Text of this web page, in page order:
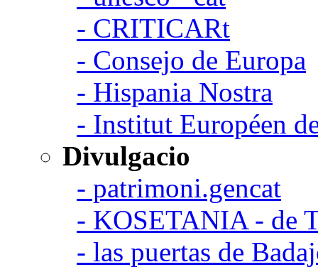
- CRITICARt
- Consejo de Europa
- Hispania Nostra
- Institut Européen
Divulgacio
- patrimoni.gencat
- KOSETANIA - de
- las puertas de